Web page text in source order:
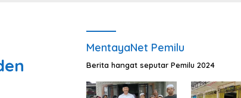
MentayaNet Pemilu
Berita hangat seputar Pemilu 2024